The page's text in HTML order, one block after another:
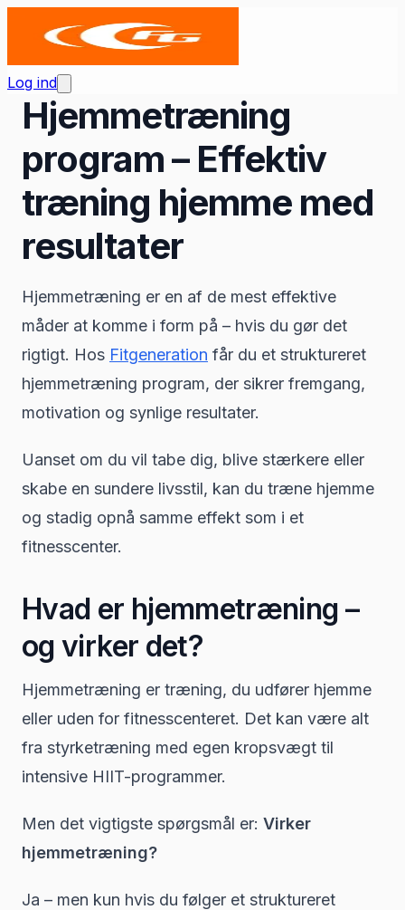
Log ind
Hjemmetræning
program – Effektiv
træning hjemme med
resultater
Hjemmetræning er en af de mest effektive
måder at komme i form på – hvis du gør det
rigtigt. Hos Fitgeneration får du et struktureret
hjemmetræning program, der sikrer fremgang,
motivation og synlige resultater.
Uanset om du vil tabe dig, blive stærkere eller
skabe en sundere livsstil, kan du træne hjemme
og stadig opnå samme effekt som i et
fitnesscenter.
Hvad er hjemmetræning –
og virker det?
Hjemmetræning er træning, du udfører hjemme
eller uden for fitnesscenteret. Det kan være alt
fra styrketræning med egen kropsvægt til
intensive HIIT-programmer.
Men det vigtigste spørgsmål er: Virker
hjemmetræning?
Ja – men kun hvis du følger et struktureret